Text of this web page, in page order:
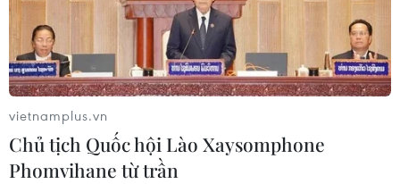
vietnamplus.vn
Chủ tịch Quốc hội Lào Xaysomphone
Phomvihane từ trần